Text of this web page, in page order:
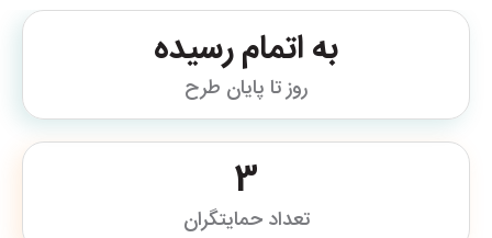
به اتمام رسیده
روز تا پایان طرح
3
تعداد حمایتگران